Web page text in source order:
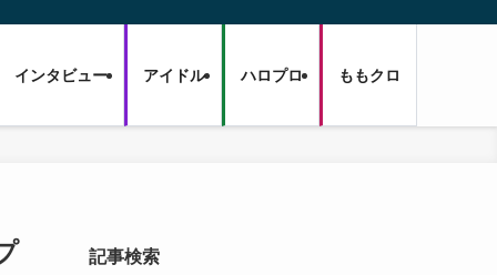
インタビュー アイドル ハロプロ ももクロ
記事検索